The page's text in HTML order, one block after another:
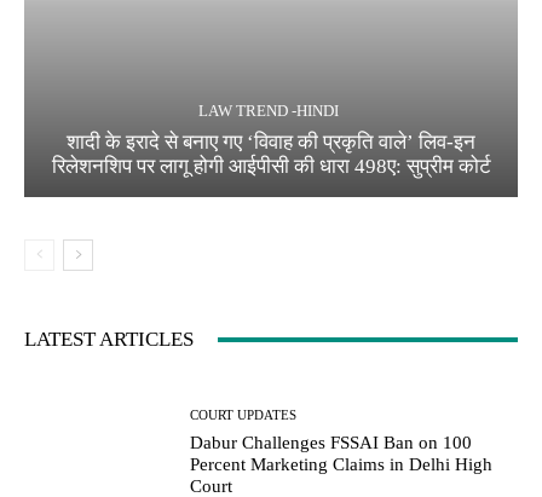
LAW TREND -HINDI
शादी के इरादे से बनाए गए ‘विवाह की प्रकृति वाले’ लिव-इन
रिलेशनशिप पर लागू होगी आईपीसी की धारा 498ए: सुप्रीम कोर्ट
LATEST ARTICLES
COURT UPDATES
Dabur Challenges FSSAI Ban on 100
Percent Marketing Claims in Delhi High
Court